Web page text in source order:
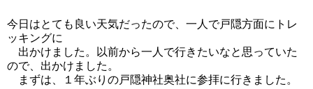
今日はとても良い天気だったので、一人で戸隠方面にトレ
ッキングに
出かけました。以前から一人で行きたいなと思っていた
ので、出かけました。
まずは、１年ぶりの戸隠神社奥社に参拝に行きました。